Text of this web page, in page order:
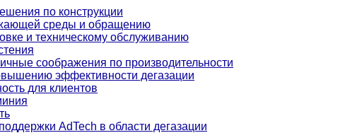
по конструкции
среды и обращению
и техническому обслуживанию
соображения по производительности
эффективности дегазации
для клиентов
AdTech в области дегазации